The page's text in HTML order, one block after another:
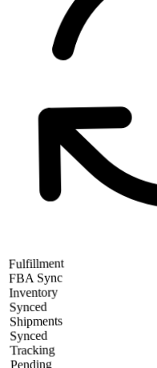
Fulfillment
FBA Sync
Inventory
Synced
Shipments
Synced
Tracking
Pending